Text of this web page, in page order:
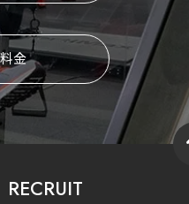
金
RECRUIT